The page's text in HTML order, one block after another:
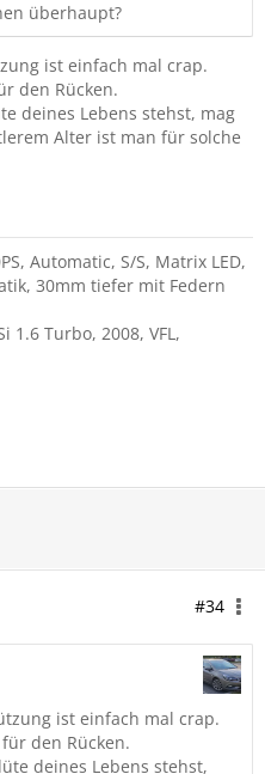
überhaupt?
ist einfach mal crap.
den Rücken.
deines Lebens stehst, mag
Alter ist man für solche
Automatic, S/S, Matrix LED,
30mm tiefer mit Federn
1.6 Turbo, 2008, VFL,
#34
ist einfach mal crap.
den Rücken.
deines Lebens stehst,